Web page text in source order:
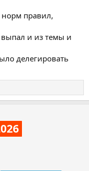
мне нравился больше
3 года, не готова с
правил,
выпал и из темы и
делегировать